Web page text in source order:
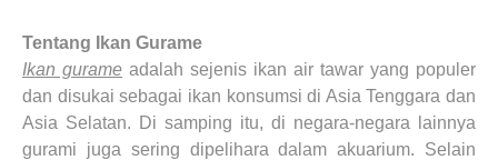
Tentang Ikan Gurame
Ikan gurame adalah sejenis ikan air tawar yang populer
dan disukai sebagai ikan konsumsi di Asia Tenggara dan
Asia Selatan. Di samping itu, di negara-negara lainnya
gurami juga sering dipelihara dalam akuarium. Selain